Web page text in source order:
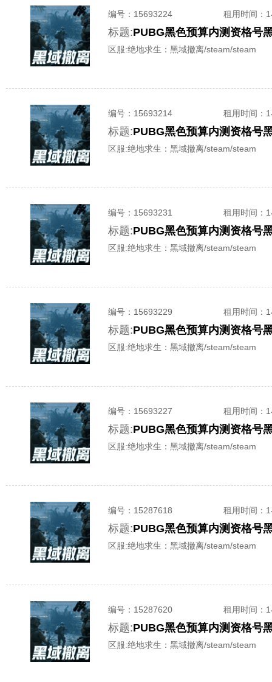
编号： 15693224 租用时间 ：
标题:PUBG黑色预算内测资格号
区服:绝地求生：黑域撤离/steam/steam
编号： 15693214 租用时间 ：
标题:PUBG黑色预算内测资格号
区服:绝地求生：黑域撤离/steam/steam
编号： 15693231 租用时间 ：
标题:PUBG黑色预算内测资格号
区服:绝地求生：黑域撤离/steam/steam
编号： 15693229 租用时间 ：
标题:PUBG黑色预算内测资格号
区服:绝地求生：黑域撤离/steam/steam
编号： 15693227 租用时间 ：
标题:PUBG黑色预算内测资格号
区服:绝地求生：黑域撤离/steam/steam
编号： 15287618 租用时间 ：
标题:PUBG黑色预算内测资格号
区服:绝地求生：黑域撤离/steam/steam
编号： 15287620 租用时间 ：
标题:PUBG黑色预算内测资格号
区服:绝地求生：黑域撤离/steam/steam